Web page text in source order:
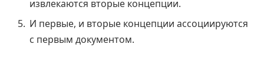
извлекаются вторые концепции.
И первые, и вторые концепции ассоциируются
с первым документом.